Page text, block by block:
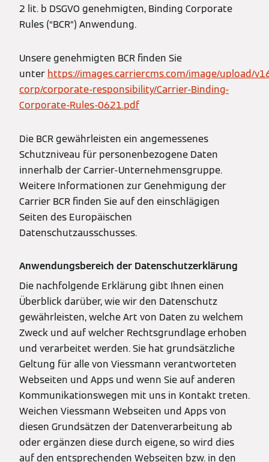
2 lit. b DSGVO genehmigten, Binding Corporate
Rules (“BCR”) Anwendung.
Unsere genehmigten BCR finden Sie
unter https://images.carriercms.com/image/upload/
corp/corporate-responsibility/Carrier-Binding-
Corporate-Rules-0621.pdf
Die BCR gewährleisten ein angemessenes
Schutzniveau für personenbezogene Daten
innerhalb der Carrier-Unternehmensgruppe.
Weitere Informationen zur Genehmigung der
Carrier BCR finden Sie auf den einschlägigen
Seiten des Europäischen
Datenschutzausschusses.
Anwendungsbereich der Datenschutzerklärung
Die nachfolgende Erklärung gibt Ihnen einen
Überblick darüber, wie wir den Datenschutz
gewährleisten, welche Art von Daten zu welchem
Zweck und auf welcher Rechtsgrundlage erhoben
und verarbeitet werden. Sie hat grundsätzliche
Geltung für alle von Viessmann verantworteten
Webseiten und Apps und wenn Sie auf anderen
Kommunikationswegen mit uns in Kontakt treten.
Weichen Viessmann Webseiten und Apps von
diesen Grundsätzen der Datenverarbeitung ab
oder ergänzen diese durch eigene, so wird dies
auf den entsprechenden Webseiten bzw. in den